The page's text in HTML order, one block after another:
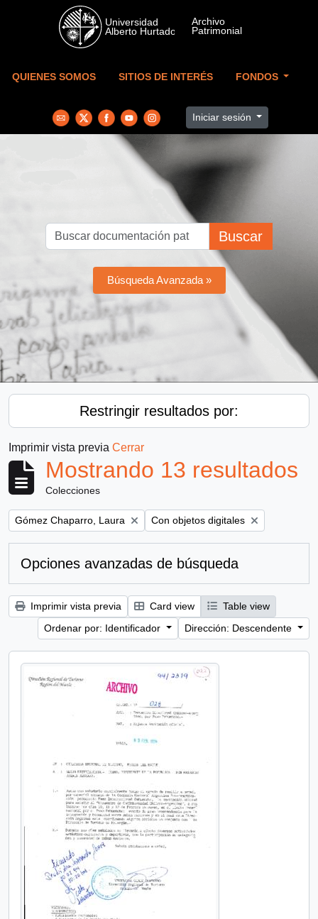
Skip to main content
QUIENES SOMOS SITIOS DE INTERÉS FONDOS
Iniciar sesión
Buscar
Búsqueda Avanzada »
Restringir resultados por:
Imprimir vista previa Cerrar
Mostrando 13 resultados
Colecciones
Remove filter:
Gómez Chaparro, Laura Remove filter:
Con objetos digitales
Opciones avanzadas de búsqueda
Imprimir vista previa Card view
Table view
Ordenar por: Identificador
Dirección: Descendente